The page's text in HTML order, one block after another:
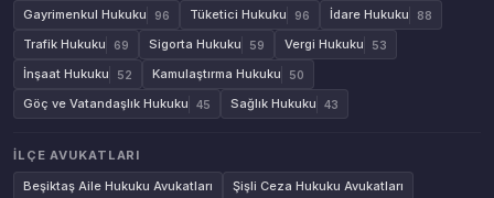
Gayrimenkul Hukuku 96 Tüketici Hukuku 96 İdare Hukuku 88
Trafik Hukuku 69 Sigorta Hukuku 59 Vergi Hukuku 53
İnşaat Hukuku 52 Kamulaştırma Hukuku 50
Göç ve Vatandaşlık Hukuku 45 Sağlık Hukuku 43
İLÇE AVUKATLARI
Beşiktaş Aile Hukuku Avukatları
Şişli Ceza Hukuku Avukatları